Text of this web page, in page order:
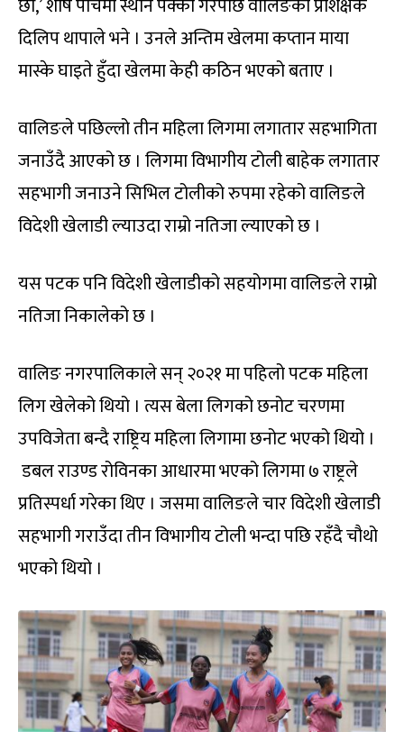
दिलिप थापाले भने । उनले अन्तिम खेलमा कप्तान माया
मास्के घाइते हुँदा खेलमा केही कठिन भएको बताए ।
वालिङले पछिल्लो तीन महिला लिगमा लगातार सहभागिता
जनाउँदै आएको छ । लिगमा विभागीय टोली बाहेक लगातार
सहभागी जनाउने सिभिल टोलीको रुपमा रहेको वालिङले
विदेशी खेलाडी ल्याउदा राम्रो नतिजा ल्याएको छ ।
यस पटक पनि विदेशी खेलाडीको सहयोगमा वालिङले राम्रो
नतिजा निकालेको छ ।
वालिङ नगरपालिकाले सन् २०२१ मा पहिलो पटक महिला
लिग खेलेको थियो । त्यस बेला लिगको छनोट चरणमा
उपविजेता बन्दै राष्ट्रिय महिला लिगामा छनोट भएको थियो ।
डबल राउण्ड रोविनका आधारमा भएको लिगमा ७ राष्ट्रले
प्रतिस्पर्धा गरेका थिए । जसमा वालिङले चार विदेशी खेलाडी
सहभागी गराउँदा तीन विभागीय टोली भन्दा पछि रहँदै चौथो
भएको थियो ।